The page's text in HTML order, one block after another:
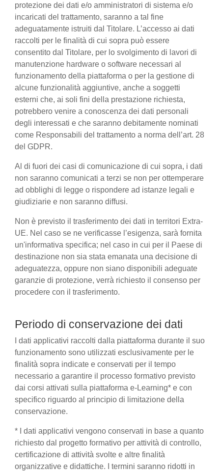
protezione dei dati e/o amministratori di sistema e/o
incaricati del trattamento, saranno a tal fine
adeguatamente istruiti dal Titolare. L’accesso ai dati
raccolti per le finalità di cui sopra può essere
consentito dal Titolare, per lo svolgimento di lavori di
manutenzione hardware o software necessari al
funzionamento della piattaforma o per la gestione di
alcune funzionalità aggiuntive, anche a soggetti
esterni che, ai soli fini della prestazione richiesta,
potrebbero venire a conoscenza dei dati personali
degli interessati e che saranno debitamente nominati
come Responsabili del trattamento a norma dell’art. 28
del GDPR.
Al di fuori dei casi di comunicazione di cui sopra, i dati
non saranno comunicati a terzi se non per ottemperare
ad obblighi di legge o rispondere ad istanze legali e
giudiziarie e non saranno diffusi.
Non è previsto il trasferimento dei dati in territori Extra-
UE. Nel caso se ne verificasse l’esigenza, sarà fornita
un'informativa specifica; nel caso in cui per il Paese di
destinazione non sia stata emanata una decisione di
adeguatezza, oppure non siano disponibili adeguate
garanzie di protezione, verrà richiesto il consenso per
procedere con il trasferimento.
Periodo di conservazione dei dati
I dati applicativi raccolti dalla piattaforma durante il suo
funzionamento sono utilizzati esclusivamente per le
finalità sopra indicate e conservati per il tempo
necessario a garantire il processo formativo previsto
dai corsi attivati sulla piattaforma e-Learning* e con
specifico riguardo al principio di limitazione della
conservazione.
* I dati applicativi vengono conservati in base a quanto
richiesto dal progetto formativo per attività di controllo,
certificazione di attività svolte e altre finalità
organizzative e didattiche. I termini saranno ridotti in